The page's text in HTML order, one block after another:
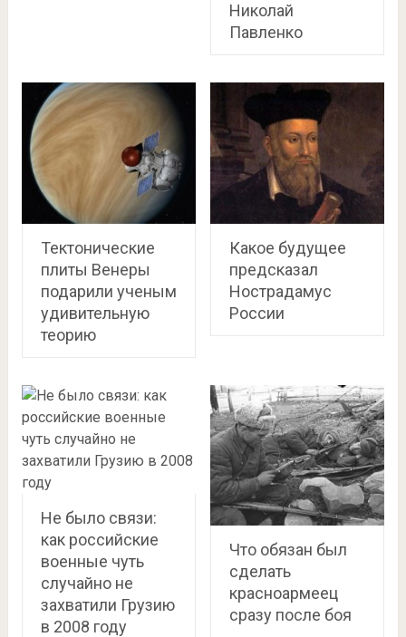
Николай
Павленко
Тектонические
плиты Венеры
подарили ученым
удивительную
теорию
Какое будущее
предсказал
Нострадамус
России
Не было связи:
как российские
военные чуть
случайно не
захватили Грузию
в 2008 году
Что обязан был
сделать
красноармеец
сразу после боя